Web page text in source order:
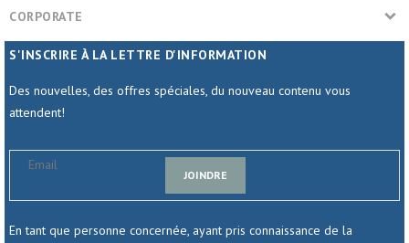
CORPORATE
S'INSCRIRE À LA LETTRE D'INFORMATION
Des nouvelles, des offres spéciales, du nouveau contenu vous
attendent!
JOINDRE
En tant que personne concernée, ayant pris connaissance de la